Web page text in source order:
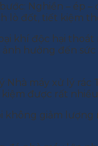
Nghiền – ép
đốt, tiết kiệm
khí độc hại
hưởng đến sức
máy xử lý
được rất
giảm